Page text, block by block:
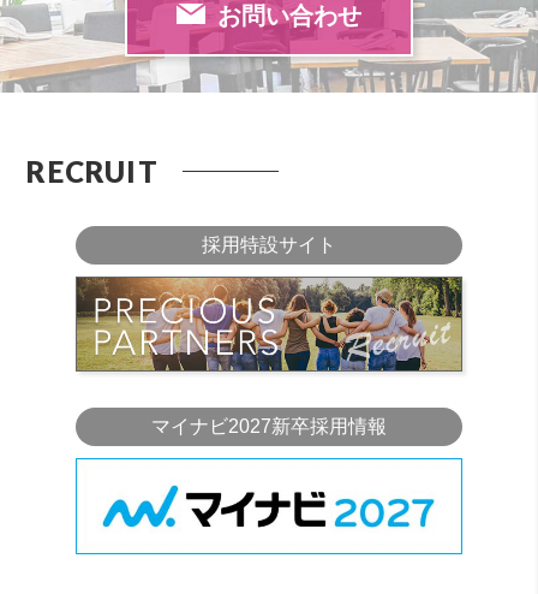
お問い合わせ
RECRUIT
採用特設サイト
マイナビ2027新卒採用情報